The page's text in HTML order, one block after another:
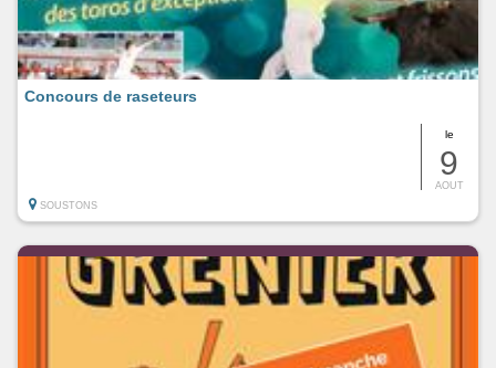
le
9
AOUT
Concours de raseteurs
SOUSTONS